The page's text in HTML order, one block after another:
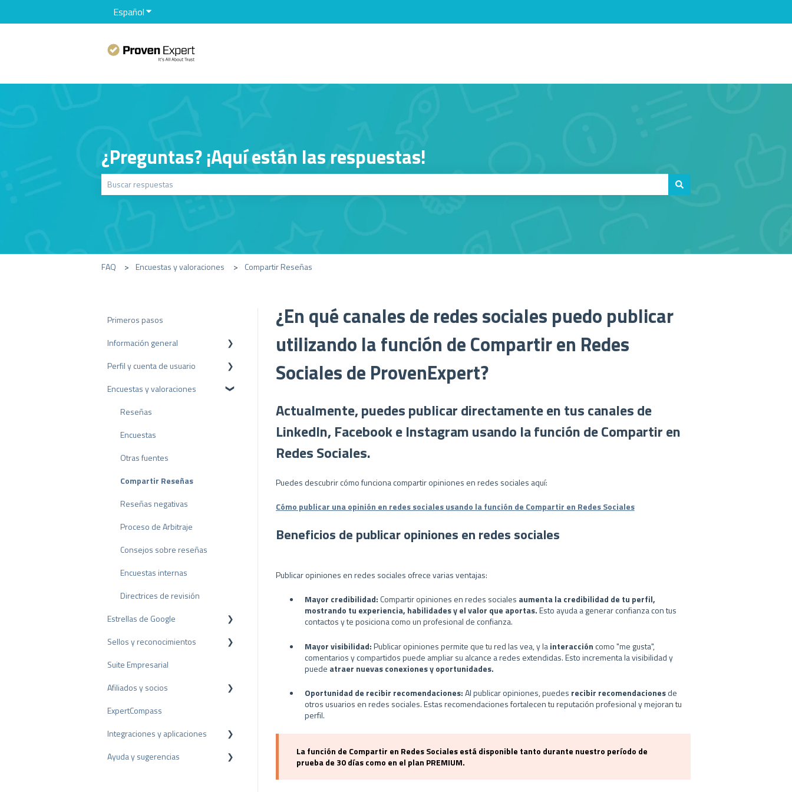
EspañolTraducciones de Mostrar submenú de
¿Preguntas? ¡Aquí están las respuestas!
FAQ Encuestas y valoraciones Compartir Reseñas
¿En qué canales de redes sociales puedo publicar
utilizando la función de Compartir en Redes
Sociales de ProvenExpert?
Actualmente, puedes publicar directamente en tus canales de
LinkedIn, Facebook e Instagram usando la función de Compartir en
Redes Sociales.
Puedes descubrir cómo funciona compartir opiniones en redes sociales aquí:
Cómo publicar una opinión en redes sociales usando la función de Compartir en Redes Sociales
Beneficios de publicar opiniones en redes sociales
Publicar opiniones en redes sociales ofrece varias ventajas:
Mayor credibilidad: Compartir opiniones en redes sociales aumenta la credibilidad de tu perfil,
mostrando tu experiencia, habilidades y el valor que aportas.Esto ayuda a generar confianza con tus
contactos y te posiciona como un profesional de confianza.
Mayor visibilidad:Publicar opiniones permite que tu red las vea, y lainteraccióncomo "me gusta",
comentarios y compartidos puede ampliar su alcance a redes extendidas. Esto incrementa la visibilidad y
puede atraer nuevas conexiones y oportunidades.
Oportunidad de recibir recomendaciones:Al publicar opiniones, puedes recibir recomendacionesde
otros usuarios en redes sociales. Estas recomendaciones fortalecen tu reputación profesional y mejoran tu
perfil.
La función de Compartir en Redes Sociales está disponible tanto durante nuestro período de
prueba de 30 días como en el plan PREMIUM.
Primeros pasos
Información general
Protección de datos
Paquetes y precios
API
Perfil y cuenta de usuario
Configuración del perfil
Cuenta de usuario
Facturación
Encuestas y valoraciones
Reseñas
Encuestas
Otras fuentes
Compartir Reseñas
Reseñas negativas
Proceso de Arbitraje
Consejos sobre reseñas
Encuestas internas
Directrices de revisión
Estrellas de Google
Rich Snippet
Sellos y reconocimientos
Sello PRO
Sello de valoración
Premios
Suite Empresarial
Afiliados y socios
Programa de partners
Recomendación
ExpertCompass
Integraciones y aplicaciones
Plugins para CMS
Ayuda y sugerencias